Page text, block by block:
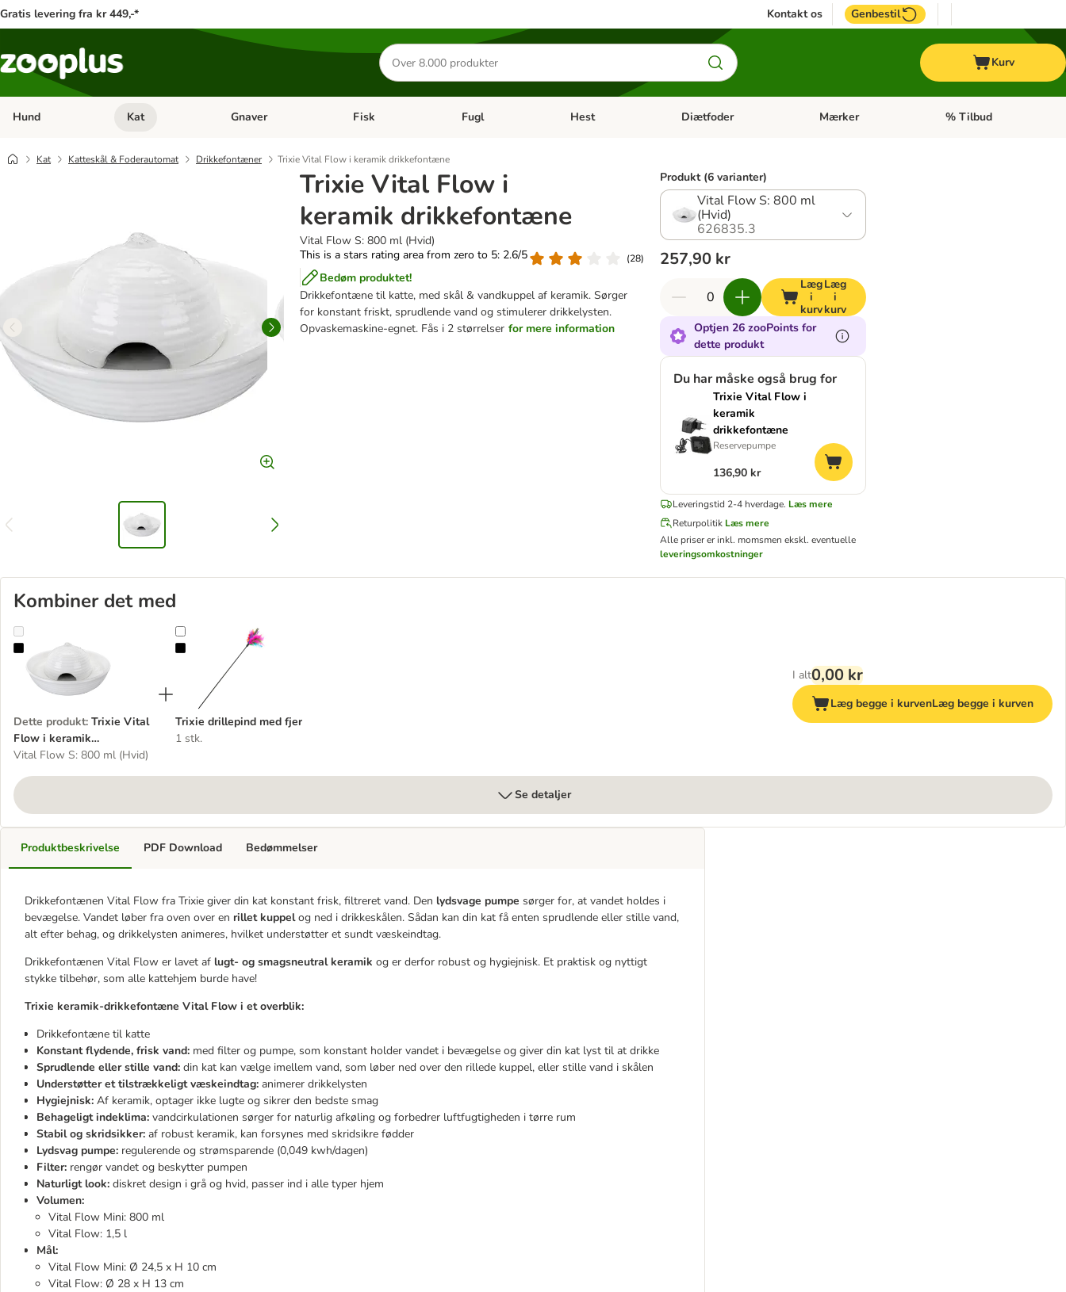
Gratis levering fra kr 449,-* Kontakt os Genbestil
Søg
efter
produkter
Kurv
Hund Åben kategori menu: Hund
Kat Åben kategori menu: Kat
Gnaver Åben kategori menu: Gnaver
Fisk Åben kategori menu: Fisk
Fugl Åben kategori menu: Fugl
Hest Åben kategori menu: Hest
Diætfoder Åben kategori menu: Diætfoder
Mærker Åben kategori menu:
% Tilbud
Kat Katteskål & Foderautomat Drikkefontæner Trixie Vital Flow i keramik drikkefontæne
Trixie Vital Flow i
keramik drikkefontæne
Vital Flow S: 800 ml (Hvid)
This is a stars rating area from zero to 5: 2.6/5
(28)
Bedøm produktet!
Drikkefontæne til katte, med skål & vandkuppel af keramik. Sørger
for konstant friskt, sprudlende vand og stimulerer drikkelysten.
Opvaskemaskine-egnet. Fås i 2 størrelser for mere information
Produkt (6 varianter)
Vital Flow S: 800 ml
(Hvid)
626835.3
257,90 kr
Læg
i
kurv
Læg
i
kurv
Optjen 26 zooPoints for
dette produkt
Du har måske også brug for
Trixie Vital Flow i
keramik
drikkefontæne
Reservepumpe
136,90 kr
Leveringstid 2-4 hverdage. Læs mere
Returpolitik Læs mere
Alle priser er inkl. momsmen ekskl. eventuelle
leveringsomkostninger
Kombiner det med
Trixie Vital Flow i keramik drikkefontæne
Dette produkt: Trixie Vital
Flow i keramik
drikkefontæne
Vital Flow S: 800 ml (Hvid)
Trixie drillepind med fjer
Trixie drillepind med fjer
1 stk.
I alt0,00 kr
Læg begge i kurvenLæg begge i kurven
Se detaljer
Produktbeskrivelse
Drikkefontænen Vital Flow fra Trixie giver din kat konstant frisk, filtreret vand. Den lydsvage pumpe sørger for, at vandet holdes i
bevægelse. Vandet løber fra oven over en rillet kuppelog ned i drikkeskålen. Sådan kan din kat få enten sprudlende eller stille vand,
alt efter behag, og drikkelysten animeres, hvilket understøtter et sundt væskeindtag.
Drikkefontænen Vital Flow er lavet af lugt- og smagsneutral keramik og er derfor robust og hygiejnisk. Et praktisk og nyttigt
stykke tilbehør, som alle kattehjem burde have!
Trixie keramik-drikkefontæne Vital Flow i et overblik:
Drikkefontæne til katte
Konstant flydende, frisk vand: med filter og pumpe, som konstant holder vandet i bevægelse og giver din kat lyst til at drikke
Sprudlende eller stille vand: din kat kan vælge imellem vand, som løber ned over den rillede kuppel, eller stille vand i skålen
Understøtter et tilstrækkeligt væskeindtag: animerer drikkelysten
Hygiejnisk: Af keramik, optager ikke lugte og sikrer den bedste smag
Behageligt indeklima: vandcirkulationen sørger for naturlig afkøling og forbedrer luftfugtigheden i tørre rum
Stabil og skridsikker: af robust keramik, kan forsynes med skridsikre fødder
Lydsvag pumpe: regulerende og strømsparende (0,049 kwh/dagen)
Filter: rengør vandet og beskytter pumpen
Naturligt look: diskret design i grå og hvid, passer ind i alle typer hjem
Volumen:
Vital Flow Mini: 800 ml
Vital Flow: 1,5 l
Mål:
Vital Flow Mini: Ø 24,5 x H 10 cm
Vital Flow: Ø 28 x H 13 cm
PDF Download Bedømmelser